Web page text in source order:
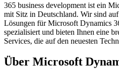
365 business development ist ein
mit Sitz in Deutschland. Wir sind
Lösungen für Microsoft Dynamics
spezialisiert und bieten Ihnen eine
Services, die auf den neuesten
Über Microsoft